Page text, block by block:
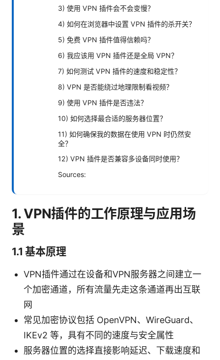
3) 使用 VPN 插件会不会变慢？
4) 如何在浏览器中设置 VPN 插件的杀开关？
5) 免费 VPN 插件值得信赖吗？
6) 我应该用 VPN 插件还是全局 VPN？
7) 如何测试 VPN 插件的速度和稳定性？
8) VPN 是否能绕过地理限制看视频？
9) 使用 VPN 插件是否违法？
10) 如何选择最合适的服务器位置？
11) 如何确保我的数据在使用 VPN 时仍然安
全？
12) VPN 插件是否兼容多设备同时使用？
Sources:
1. VPN插件的工作原理与应用场
景
1.1 基本原理
VPN插件通过在设备和VPN服务器之间建立一
个加密通道，所有流量先走这条通道再出互联
网
常见加密协议包括 OpenVPN、WireGuard、
IKEv2 等，具有不同的速度与安全属性
服务器位置的选择直接影响延迟、下载速度和